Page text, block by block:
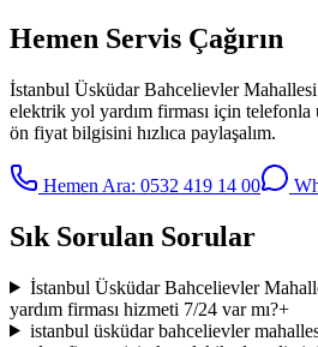
Hemen Servis Çağırın
İstanbul Üsküdar Bahcelievler Mahallesi
elektrik yol yardım firması için telefonla
ön fiyat bilgisini hızlıca paylaşalım.
Hemen Ara: 0532 419 14 00
Sık Sorulan Sorular
İstanbul Üsküdar Bahcelievler
yardım firması hizmeti 7/24 var mı?+
istanbul üsküdar bahcelievler